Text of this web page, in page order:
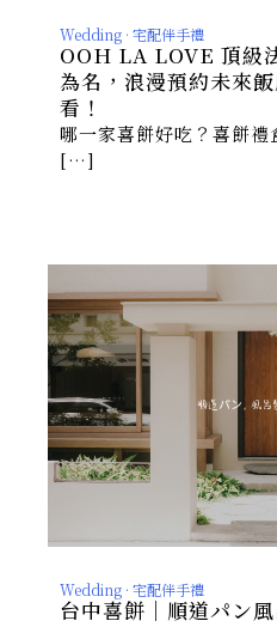
Wedding · 宅配伴手禮
OOH LA LOVE 頂級
為名，浪漫預約未來
看！
哪一家喜餅好吃？喜餅禮
[…]
Wedding · 宅配伴手禮
台中喜餅｜順道パン